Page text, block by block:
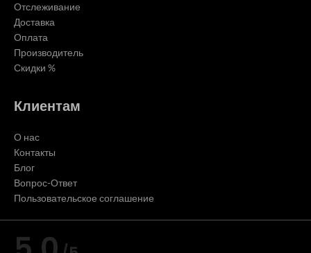
Отслеживание
Доставка
Оплата
Производитель
Скидки %
Клиентам
О нас
Контакты
Блог
Вопрос-Ответ
Пользовательское соглашение